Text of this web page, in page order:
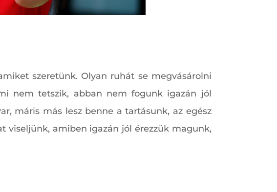
szeretünk. Olyan ruhát se megvásárolni
nem tetszik, abban nem fogunk igazán jól
máris más lesz benne a tartásunk, az egész
viseljünk, amiben igazán jól érezzük magunk,